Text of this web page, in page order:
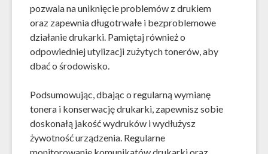
pozwala na uniknięcie problemów z drukiem
oraz zapewnia długotrwałe i bezproblemowe
działanie drukarki. Pamiętaj również o
odpowiedniej utylizacji zużytych tonerów, aby
dbać o środowisko.
Podsumowując, dbając o regularną wymianę
tonera i konserwację drukarki, zapewnisz sobie
doskonałą jakość wydruków i wydłużysz
żywotność urządzenia. Regularne